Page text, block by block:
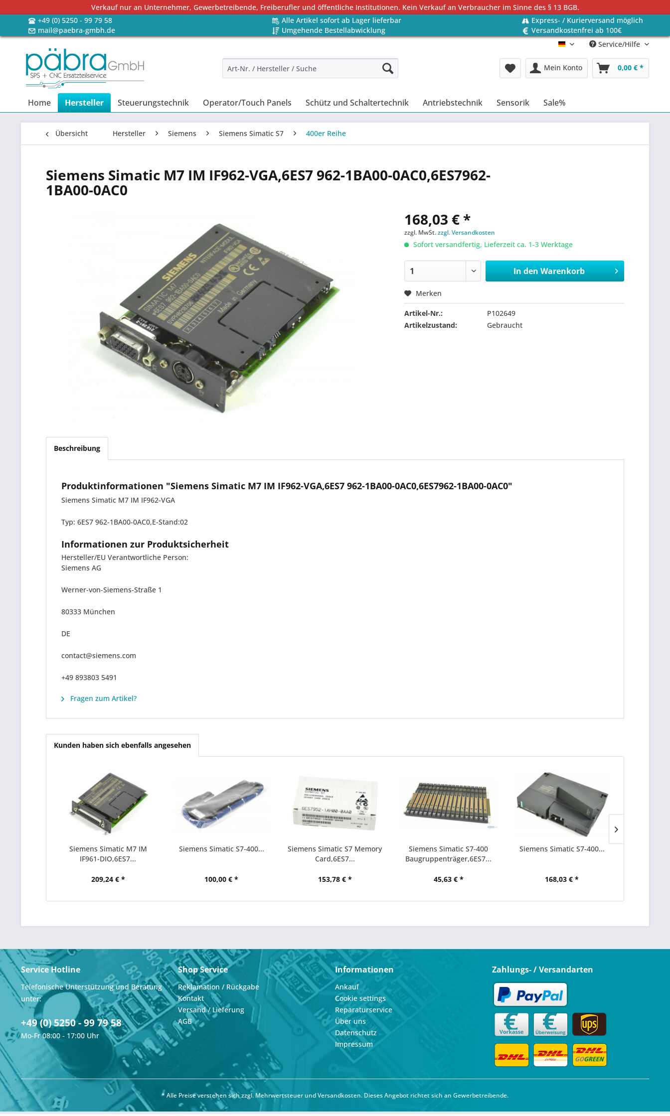
Verkauf nur an Unternehmer, Gewerbetreibende, Freiberufler und öffentliche Institutionen. Kein Verkauf an Verbraucher im Sinne des § 13 BGB.
+49 (0) 5250 - 99 79 58
Alle Artikel sofort ab Lager lieferbar
Express- / Kurierversand möglich
mail@paebra-gmbh.de
Umgehende Bestellabwicklung
Versandkostenfrei ab 100€
Deutsch Service/Hilfe
Mein Konto 0,00 € *
Home Hersteller Steuerungstechnik Operator/Touch Panels Schütz und Schaltertechnik Antriebstechnik Sensorik Sale%
Übersicht Hersteller Siemens Siemens Simatic S7 400er Reihe
Siemens Simatic M7 IM IF962-VGA,6ES7 962-1BA00-0AC0,6ES7962-
1BA00-0AC0
168,03 € *
zzgl. MwSt.zzgl. Versandkosten
Sofort versandfertig, Lieferzeit ca. 1-3 Werktage
In den Warenkorb
Merken
Artikel-Nr.:
P102649
Artikelzustand:
Gebraucht
Beschreibung
Produktinformationen "Siemens Simatic M7 IM IF962-VGA,6ES7 962-1BA00-0AC0,6ES7962-1BA00-0AC0"
Siemens Simatic M7 IM IF962-VGA
Typ: 6ES7 962-1BA00-0AC0,E-Stand:02
Informationen zur Produktsicherheit
Hersteller/EU Verantwortliche Person:
Siemens AG
Werner-von-Siemens-Straße 1
80333 München
DE
contact@siemens.com
+49 893803 5491
Fragen zum Artikel?
Kunden haben sich ebenfalls angesehen
Siemens Simatic M7 IM
IF961-DIO,6ES7...
209,24 € *
Siemens Simatic S7-400...
100,00 € *
Siemens Simatic S7 Memory
Card,6ES7...
153,78 € *
Siemens Simatic S7-400
Baugruppenträger,6ES7...
45,63 € *
Siemens Simatic S7-400...
168,03 € *
Service Hotline
Telefonische Unterstützung und Beratung
unter:
+49 (0) 5250 - 99 79 58
Mo-Fr 08:00 - 17:00 Uhr
Shop Service
Reklamation / Rückgabe
Kontakt
Versand / Lieferung
AGB
Informationen
Ankauf
Cookie settings
Reparaturservice
Über uns
Datenschutz
Impressum
Zahlungs- / Versandarten
* Alle Preise verstehen sich zzgl. Mehrwertsteuer undVersandkosten. Dieses Angebot richtet sich an Gewerbetreibende.